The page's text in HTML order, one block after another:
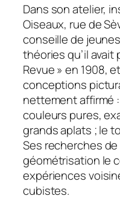
Dans son atelier,
Oiseaux, rue de
conseille de
théories qu’il avait
Revue » en 1908,
conceptions
nettement affirmé
couleurs pures,
grands aplats ; le
Ses recherches
géométrisation le
expériences
cubistes.